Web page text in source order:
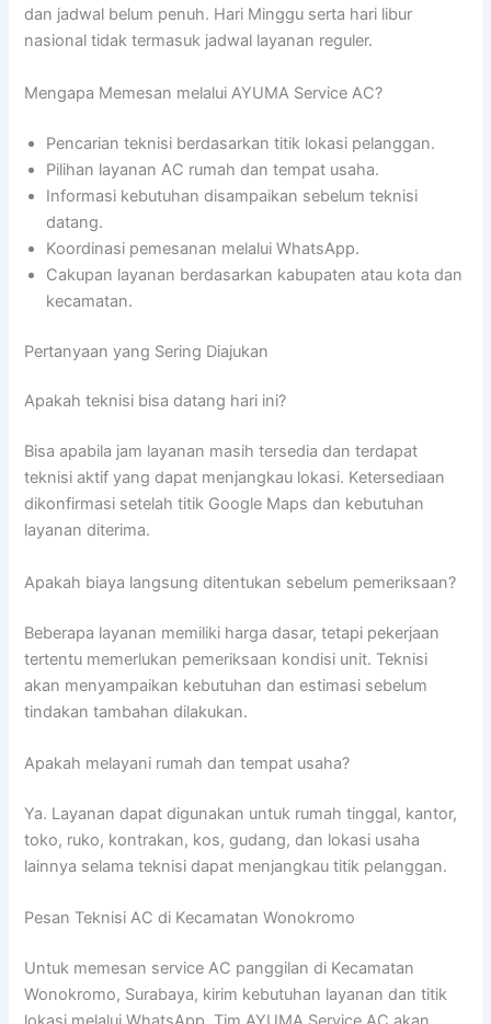
dan jadwal belum penuh. Hari Minggu serta hari libur
nasional tidak termasuk jadwal layanan reguler.
Mengapa Memesan melalui AYUMA Service AC?
Pencarian teknisi berdasarkan titik lokasi pelanggan.
Pilihan layanan AC rumah dan tempat usaha.
Informasi kebutuhan disampaikan sebelum teknisi
datang.
Koordinasi pemesanan melalui WhatsApp.
Cakupan layanan berdasarkan kabupaten atau kota dan
kecamatan.
Pertanyaan yang Sering Diajukan
Apakah teknisi bisa datang hari ini?
Bisa apabila jam layanan masih tersedia dan terdapat
teknisi aktif yang dapat menjangkau lokasi. Ketersediaan
dikonfirmasi setelah titik Google Maps dan kebutuhan
layanan diterima.
Apakah biaya langsung ditentukan sebelum pemeriksaan?
Beberapa layanan memiliki harga dasar, tetapi pekerjaan
tertentu memerlukan pemeriksaan kondisi unit. Teknisi
akan menyampaikan kebutuhan dan estimasi sebelum
tindakan tambahan dilakukan.
Apakah melayani rumah dan tempat usaha?
Ya. Layanan dapat digunakan untuk rumah tinggal, kantor,
toko, ruko, kontrakan, kos, gudang, dan lokasi usaha
lainnya selama teknisi dapat menjangkau titik pelanggan.
Pesan Teknisi AC di Kecamatan Wonokromo
Untuk memesan service AC panggilan di Kecamatan
Wonokromo, Surabaya, kirim kebutuhan layanan dan titik